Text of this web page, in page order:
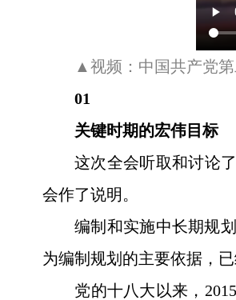
▲视频：中国共产党
01
关键时期的宏伟目标
这次全会听取和讨论
会作了说明。
编制和实施中长期规
为编制规划的主要依据，
党的十八大以来，